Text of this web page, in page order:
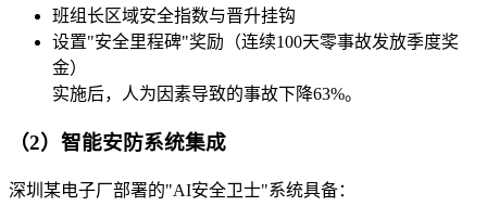
班组长区域安全指数与晋升挂钩
设置"安全里程碑"奖励（连续100天零事故发放季度奖
金）
实施后，人为因素导致的事故下降63%。
（2）智能安防系统集成
深圳某电子厂部署的"AI安全卫士"系统具备：